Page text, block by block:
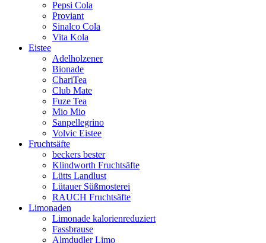
Pepsi Cola
Proviant
Sinalco Cola
Vita Kola
Eistee
Adelholzener
Bionade
ChariTea
Club Mate
Fuze Tea
Mio Mio
Sanpellegrino
Volvic Eistee
Fruchtsäfte
beckers bester
Klindworth Fruchtsäfte
Lütts Landlust
Lütauer Süßmosterei
RAUCH Fruchtsäfte
Limonaden
Limonade kalorienreduziert
Fassbrause
Almdudler Limo